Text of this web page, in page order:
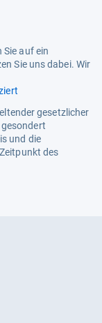
auf ein
Sie uns dabei. Wir
gesetzlicher
und die
des